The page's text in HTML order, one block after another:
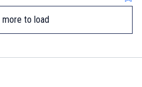
more to load